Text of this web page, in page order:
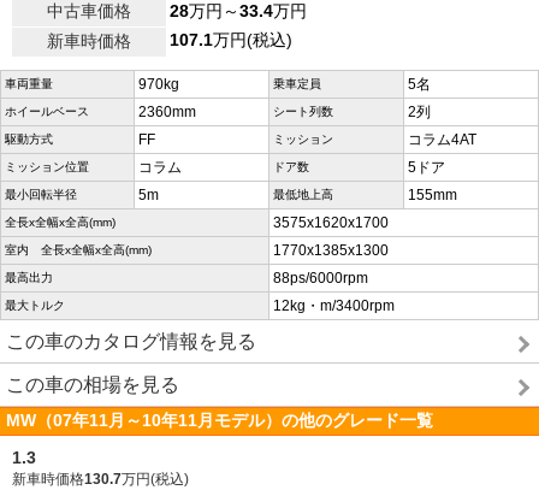
中古車価格
28万円～33.4万円
新車時価格
107.1万円(税込)
車両重量 970kg 乗車定員 5名
ホイールベース 2360mm シート列数 2列
駆動方式 FF ミッション コラム4AT
ミッション位置 コラム ドア数 5ドア
最小回転半径 5m 最低地上高 155mm
全長x全幅x全高(mm) 3575x1620x1700
室内 全長x全幅x全高(mm) 1770x1385x1300
最高出力 88ps/6000rpm
最大トルク 12kg・m/3400rpm
この車のカタログ情報を見る
この車の相場を見る
MW（07年11月～10年11月モデル）の他のグレード一覧
1.3
新車時価格130.7万円(税込)